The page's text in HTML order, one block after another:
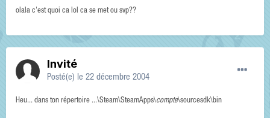
olala c'est quoi ca lol ca se met ou svp??
Invité
Posté(e) le 22 décembre 2004
Heu... dans ton répertoire ...\Steam\SteamApps\compte\sourcesdk\bin